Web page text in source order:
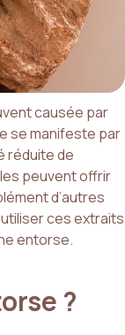
causée par
se manifeste par
réduite de
peuvent offrir
d’autres
ces extraits
entorse.
?